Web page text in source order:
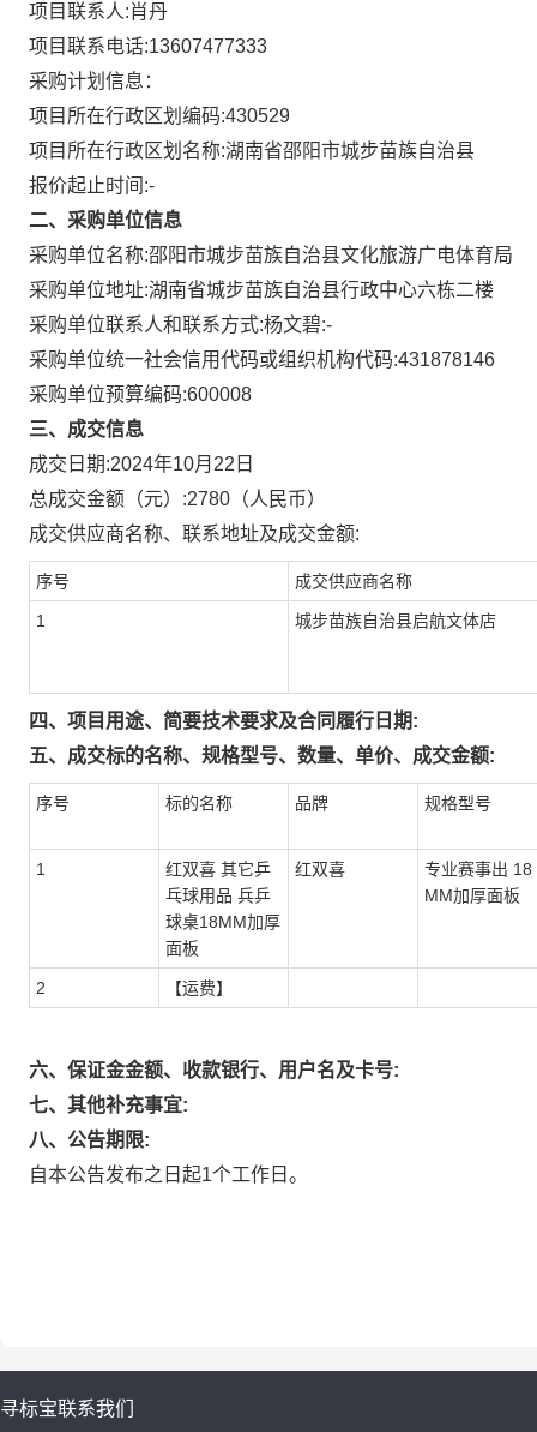
项目联系人:肖丹
项目联系电话:13607477333
采购计划信息：
项目所在行政区划编码:430529
项目所在行政区划名称:湖南省邵阳市城步苗族自治县
报价起止时间:-
二、采购单位信息
采购单位名称:邵阳市城步苗族自治县文化旅游广电体育局
采购单位地址:湖南省城步苗族自治县行政中心六栋二楼
采购单位联系人和联系方式:杨文碧:-
采购单位统一社会信用代码或组织机构代码:431878146
采购单位预算编码:600008
三、成交信息
成交日期:2024年10月22日
总成交金额（元）:2780 （人民币）
成交供应商名称、联系地址及成交金额:
序号 成交供应商名称
1 城步苗族自治县启航文体店
四、项目用途、简要技术要求及合同履行日期:
五、成交标的名称、规格型号、数量、单价、成交金额:
序号 标的名称 品牌 规格型号
1
红双喜 其它乒
乓球用品 兵乒
球桌18MM加厚
面板
红双喜
专业赛事出 18
MM加厚面板
2 【运费】
六、保证金金额、收款银行、用户名及卡号:
七、其他补充事宜:
八、公告期限:
自本公告发布之日起1个工作日。
寻标宝联系我们